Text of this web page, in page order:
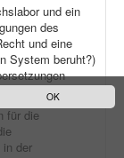
OK
und ein
des
und eine
System beruht?)
für die
der